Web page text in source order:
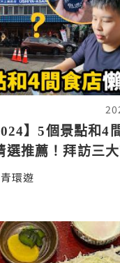
】5個景點和4
選推薦！拜訪三
鮮海味的二条市
環遊